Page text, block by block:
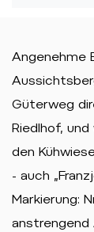
Angenehme
Güterweg
Riedlhof,
den
- auch
Markierung: